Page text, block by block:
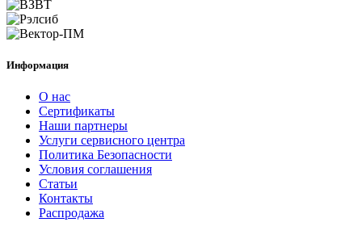
Информация
О нас
Сертификаты
Наши партнеры
Услуги сервисного центра
Политика Безопасности
Условия соглашения
Статьи
Контакты
Распродажа